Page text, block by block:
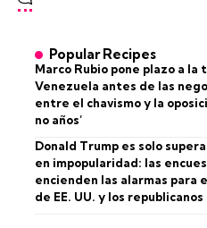
Popular Recipes
Marco Rubio pone plazo a la
Venezuela antes de las
entre el chavismo y la
no años’
Donald Trump es solo
en impopularidad: las
encienden las alarmas para
de EE. UU. y los republicanos